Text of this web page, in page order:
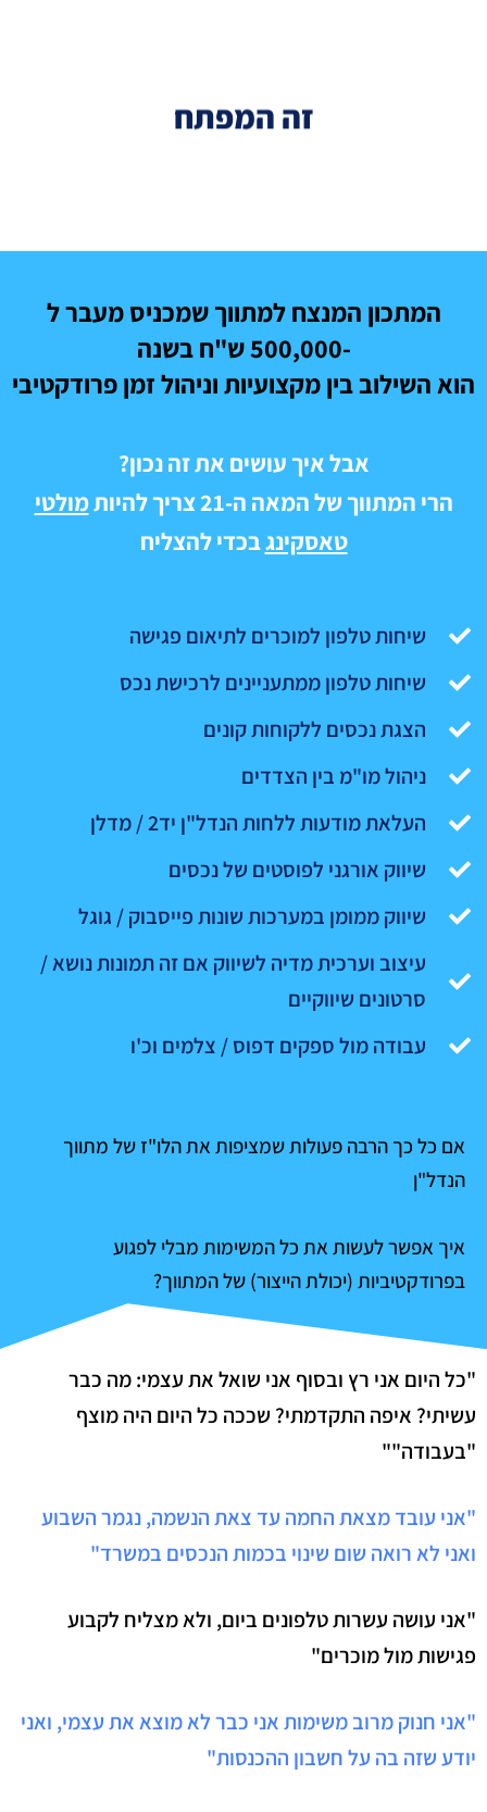
זה המפתח
המתכון המנצח למתווך שמכניס מעבר ל
-500,000 ש"ח בשנה
הוא השילוב בין מקצועיות וניהול זמן פרודקטיבי
אבל איך עושים את זה נכון?
הרי המתווך של המאה ה-21 צריך להיות
מולטי
טאסקינגבכדי להצליח
שיחות טלפון למוכרים לתיאום פגישה
שיחות טלפון ממתעניינים לרכישת נכס
הצגת נכסים ללקוחות קונים
ניהול מו"מ בין הצדדים
העלאת מודעות ללחות הנדל"ן יד2 / מדלן
שיווק אורגני לפוסטים של נכסים
שיווק ממומן במערכות שונות פייסבוק / גוגל
עיצוב וערכית מדיה לשיווק אם זה תמונות נושא /
סרטונים שיווקיים
עבודה מול ספקים דפוס / צלמים וכ'ו
אם כל כך הרבה פעולות שמציפות את הלו"ז של מתווך
הנדל"ן
איך אפשר לעשות את כל המשימות מבלי לפגוע
בפרודקטיביות (יכולת הייצור) של המתווך?
"כל היום אני רץ ובסוף אני שואל את עצמי: מה כבר
עשיתי? איפה התקדמתי? שככה כל היום היה מוצף
"בעבודה""
"אני עובד מצאת החמה עד צאת הנשמה, נגמר השבוע
ואני לא רואה שום שינוי בכמות הנכסים במשרד"
"אני עושה עשרות טלפונים ביום, ולא מצליח לקבוע
פגישות מול מוכרים"
"אני חנוק מרוב משימות אני כבר לא מוצא את עצמי, ואני
יודע שזה בה על חשבון ההכנסות"